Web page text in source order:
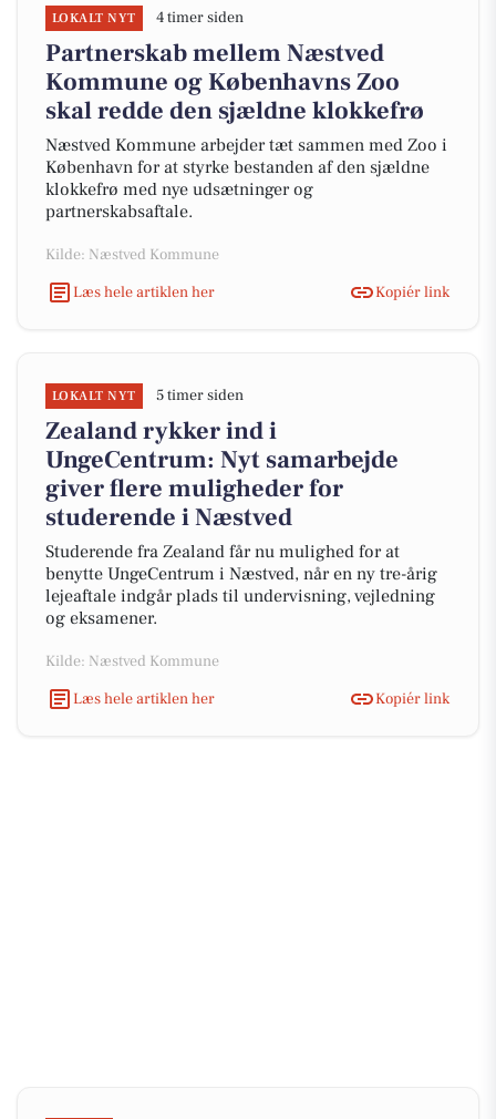
LOKALT NYT 4 timer siden
Partnerskab mellem Næstved
Kommune og Københavns Zoo
skal redde den sjældne klokkefrø
Næstved Kommune arbejder tæt sammen med Zoo i
København for at styrke bestanden af den sjældne
klokkefrø med nye udsætninger og
partnerskabsaftale.
Kilde: Næstved Kommune
Læs hele artiklen her
Kopiér link
LOKALT NYT 5 timer siden
Zealand rykker ind i
UngeCentrum: Nyt samarbejde
giver flere muligheder for
studerende i Næstved
Studerende fra Zealand får nu mulighed for at
benytte UngeCentrum i Næstved, når en ny tre-årig
lejeaftale indgår plads til undervisning, vejledning
og eksamener.
Kilde: Næstved Kommune
Læs hele artiklen her
Kopiér link